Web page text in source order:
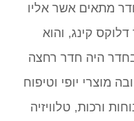
מתאים אשר אליו
קינג, והוא
היה חדר רחצה
מוצרי יופי וטיפוח
ורכות, טלוויזיה